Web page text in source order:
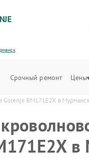
Срочный ремонт Цены
BM171E2X в